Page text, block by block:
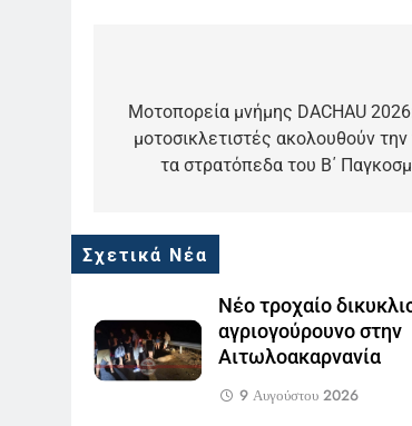
άρθρων
Μοτοπορεία μνήμης DACHAU
μοτοσικλετιστές ακολουθούν
τα στρατόπεδα του Β΄
Σχετικά Νέα
Νέο τροχαίο
αγριογούρουνο στην
Αιτωλοακαρνανία
9 Αυγούστου 2026
Ο Παναγιώτης
«τιμόνι» του
6
LIFESTYLE-MEDIA
Παναγιώτης Στάθης